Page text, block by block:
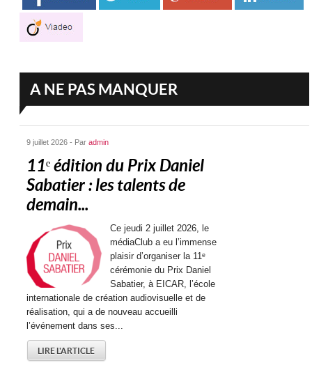
A NE PAS MANQUER
9 juillet 2026 - Paradmin
11ᵉ édition du Prix Daniel
Sabatier : les talents de
demain...
Ce jeudi 2 juillet 2026, le
médiaClub a eu l’immense
plaisir d’organiser la 11ᵉ
cérémonie du Prix Daniel
Sabatier, à EICAR, l’école
internationale de création audiovisuelle et de
réalisation, qui a de nouveau accueilli
l’événement dans ses...
LIRE L'ARTICLE